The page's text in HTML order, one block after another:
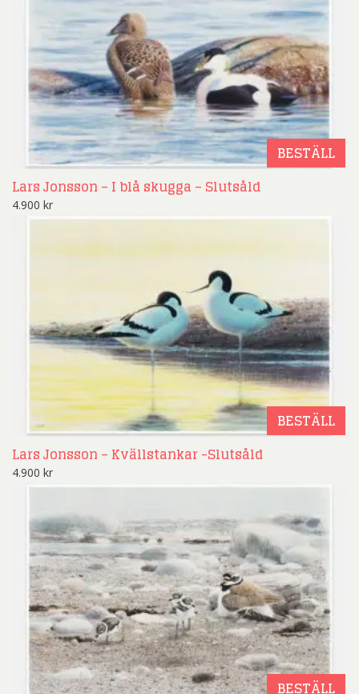
BESTÄLL
Lars Jonsson – I blå skugga – Slutsåld
4.900 kr
BESTÄLL
Lars Jonsson – Kvällstankar -Slutsåld
4.900 kr
BESTÄLL